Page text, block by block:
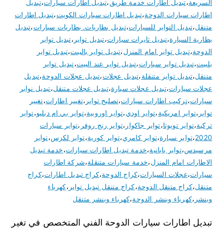
السريعة،تبديل اطارات خدمة طريق،تبديل اطارات سيارات،تبديل
اطارات سيارات الدوحة،تبديل اطارات سيارات الكويت،تبديل اطارات
متنقل،تبديل التواير للسيارات،تبديل بطاريات. بطاريات سيارات،تبديل
بطارية السيارة،تبديل تايرات سيارات،تبديل تواير ،تبديل تواير
الدوحة،تبديل تواير امام المنزل،تبديل تواير بالبيت،تبديل تواير
بلبيت،تبديل تواير سيارات،تبديل تواير عند البيت،تبديل تواير
متنقل،تبديل تواير متنقلة،تبديل عجلات،تبديل عجلات الدوحة،تبديل
عجلات سيارات،تبديل عجلات سيارة،تبديل عجلات متنقل،تبديل نوابر
سيارات،تركيب اطارات سيارات،تصليح تواير ،تغيير اطارات،تغيير
تواير ،تواير امريكية،تواير اودي،تواير اوروبية،تواير بي ام دبليو،تواير
تركية،تواير تويوتا،تواير جاكوار ،تواير رنج روفر ،تواير سيارات
2020،تواير سيارة،تواير كامري،تواير كورية،تواير لكزس،تواير
مرسيدس،تواير يابانية،خدمة تبديل اطارات سيارات،خدمة تبديل
الاطارات امام المنزل،خدمة سيارات متنقلة،شركة اطارات
سيارات،عجلات السيارات،كراج الدوحة،كراج تبديل اطارات،كراج
متنقل،كراج متنقل الدوحة،كراج متنقل تبديل تواير ،كهرباء
وبنشر ،كهرباء وبنشر الدوحة،كهرباء وبنشر متنقل
تبديل اطارات سيارات الدوحة الفني المتخصص في تغير